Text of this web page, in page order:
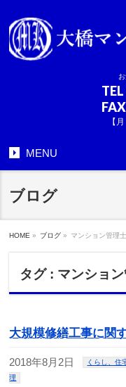
TEL
【
MENU
ブログ
HOME » ブログ » マンション管理
タグ : マンショ
大規模修繕工事に関
2018年8月2日 くらし、住
理